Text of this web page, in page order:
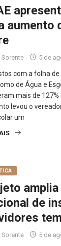
aumento
Sorente 5 de
com a folha
de Água e
mais de 127%
levou o
um
de
Sorente 5 de